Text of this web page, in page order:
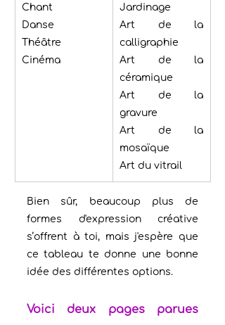
Chant
Danse
Théâtre
Cinéma
Jardinage
Art de la
calligraphie
Art de la
céramique
Art de la
gravure
Art de la
mosaïque
Art du vitrail
Bien sûr, beaucoup plus de
formes d'expression créative
s’offrent à toi, mais j'espère que
ce tableau te donne une bonne
idée des différentes options.
Voici deux pages parues